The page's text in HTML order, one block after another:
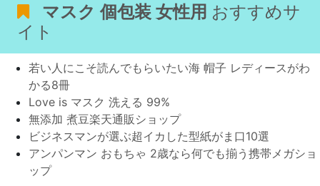
マスク 個包装 女性用 おすすめサ
イト
若い人にこそ読んでもらいたい海 帽子 レディースがわ
かる8冊
Love is マスク 洗える 99%
無添加 煮豆楽天通販ショップ
ビジネスマンが選ぶ超イカした型紙がま口10選
アンパンマン おもちゃ 2歳なら何でも揃う携帯メガショ
ップ